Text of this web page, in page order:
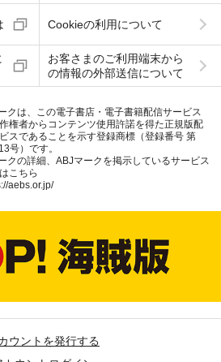
Cookieの利用について
お客さまのご利用端末から
の情報の外部送信について
クは、この電子書店・電子書籍配信サービス
権者からコンテンツ使用許諾を得た正規版配
スであることを示す登録商標（登録番号 第
号）です。
クの詳細、ABJマークを掲示しているサービス
こちら
aebs.or.jp/
ウントを発行する